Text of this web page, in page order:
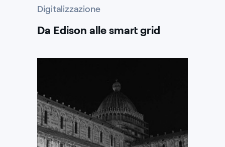
Digitalizzazione
Da Edison alle smart grid